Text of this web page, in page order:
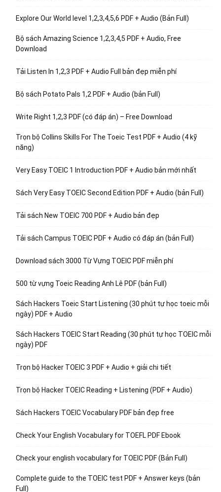
Explore Our World level 1,2,3,4,5,6 PDF + Audio (Bản Full)
Bộ sách Amazing Science 1,2,3,4,5 PDF + Audio, Free
Download
Tải Listen In 1,2,3 PDF + Audio Full bản đẹp miễn phí
Bộ sách Potato Pals 1,2 PDF + Audio (bản Full)
Write Right 1,2,3 PDF (có đáp án) – Free Download
Trọn bộ Collins Skills For The Toeic Test PDF + Audio (4 kỹ
năng)
Very Easy TOEIC 1 Introduction PDF + Audio bản mới nhất
Sách Very Easy TOEIC Second Edition PDF + Audio (bản Full)
Tải sách New TOEIC 700 PDF + Audio bản đẹp
Tải sách Campus TOEIC PDF + Audio có đáp án (bản Full)
Download sách 3000 Từ Vựng TOEIC PDF miễn phí
500 từ vựng Toeic Reading Anh Lê PDF (bản Full)
Sách Hackers Toeic Start Listening (30 phút tự học toeic mỗi
ngày) PDF + Audio
Sách Hackers TOEIC Start Reading (30 phút tự học TOEIC mỗi
ngày) PDF
Trọn bộ Hacker TOEIC 3 PDF + Audio + giải chi tiết
Trọn bộ Hacker TOEIC Reading + Listening (PDF + Audio)
Sách Hackers TOEIC Vocabulary PDF bản đẹp free
Check Your English Vocabulary for TOEFL PDF Ebook
Check your english vocabulary for TOEIC PDF (Bản Full)
Complete guide to the TOEIC test PDF + Answer keys (bản
Full)